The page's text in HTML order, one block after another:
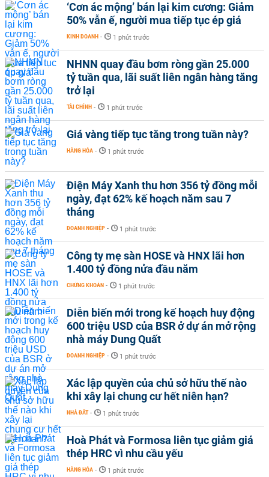
‘Cơn ác mộng’ bán lại kim cương: Giảm
50% vẫn ế, người mua tiếp tục ép giá
KINH DOANH - 1 phút trước
NHNN quay đầu bơm ròng gần 25.000
tỷ tuần qua, lãi suất liên ngân hàng tăng
trở lại
TÀI CHÍNH - 1 phút trước
Giá vàng tiếp tục tăng trong tuần này?
HÀNG HÓA - 1 phút trước
Điện Máy Xanh thu hơn 356 tỷ đồng mỗi
ngày, đạt 62% kế hoạch năm sau 7
tháng
DOANH NGHIỆP - 1 phút trước
Công ty mẹ sàn HOSE và HNX lãi hơn
1.400 tỷ đồng nửa đầu năm
CHỨNG KHOÁN - 1 phút trước
Diễn biến mới trong kế hoạch huy động
600 triệu USD của BSR ở dự án mở rộng
nhà máy Dung Quất
DOANH NGHIỆP - 1 phút trước
Xác lập quyền của chủ sở hữu thế nào
khi xây lại chung cư hết niên hạn?
NHÀ ĐẤT - 1 phút trước
Hoà Phát và Formosa liên tục giảm giá
thép HRC vì nhu cầu yếu
HÀNG HÓA - 1 phút trước